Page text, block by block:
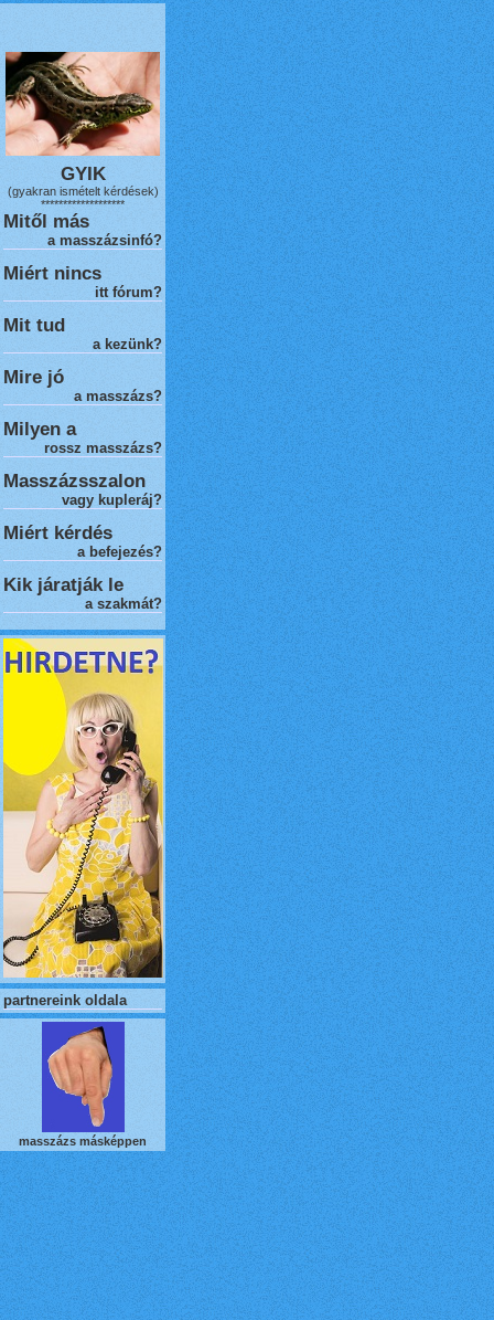
GYIK
(gyakran ismételt kérdések)
*******************
Mitől más
a masszázsinfó?
Miért nincs
itt fórum?
Mit tud
a kezünk?
Mire jó
a masszázs?
Milyen a
rossz masszázs?
Masszázsszalon
vagy kupleráj?
Miért kérdés
a befejezés?
Kik járatják le
a szakmát?
partnereink oldala
masszázs másképpen